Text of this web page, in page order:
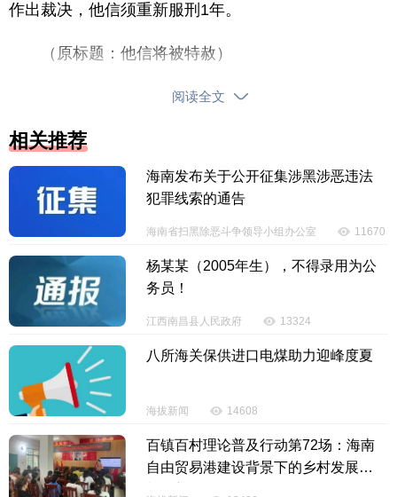
作出裁决，他信须重新服刑1年。
（原标题：他信将被特赦）
投诉电话：0898-65818181
阅读全文
相关推荐
海南发布关于公开征集涉黑涉恶违法
犯罪线索的通告
海南省扫黑除恶斗争领导小组办公室 11670
杨某某（2005年生），不得录用为公
务员！
江西南昌县人民政府 13324
八所海关保供进口电煤助力迎峰度夏
海拔新闻 14608
百镇百村理论普及行动第72场：海南
自由贸易港建设背景下的乡村发展新